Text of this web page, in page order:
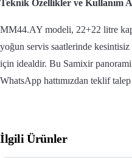
Teknik Özellikler ve Kullanım
MM44.AY modeli, 22+22 litre
yoğun servis saatlerinde
için idealdir. Bu Samixir
WhatsApp hattımızdan teklif
İlgili Ürünler